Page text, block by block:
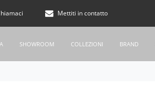
Mettiti in contatto
SHOWROOM COLLEZIONI BRAND